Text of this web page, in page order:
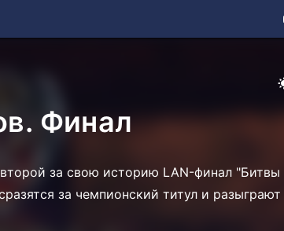
Финал
за свою историю LAN-финал "Битвы
за чемпионский титул и разыграют